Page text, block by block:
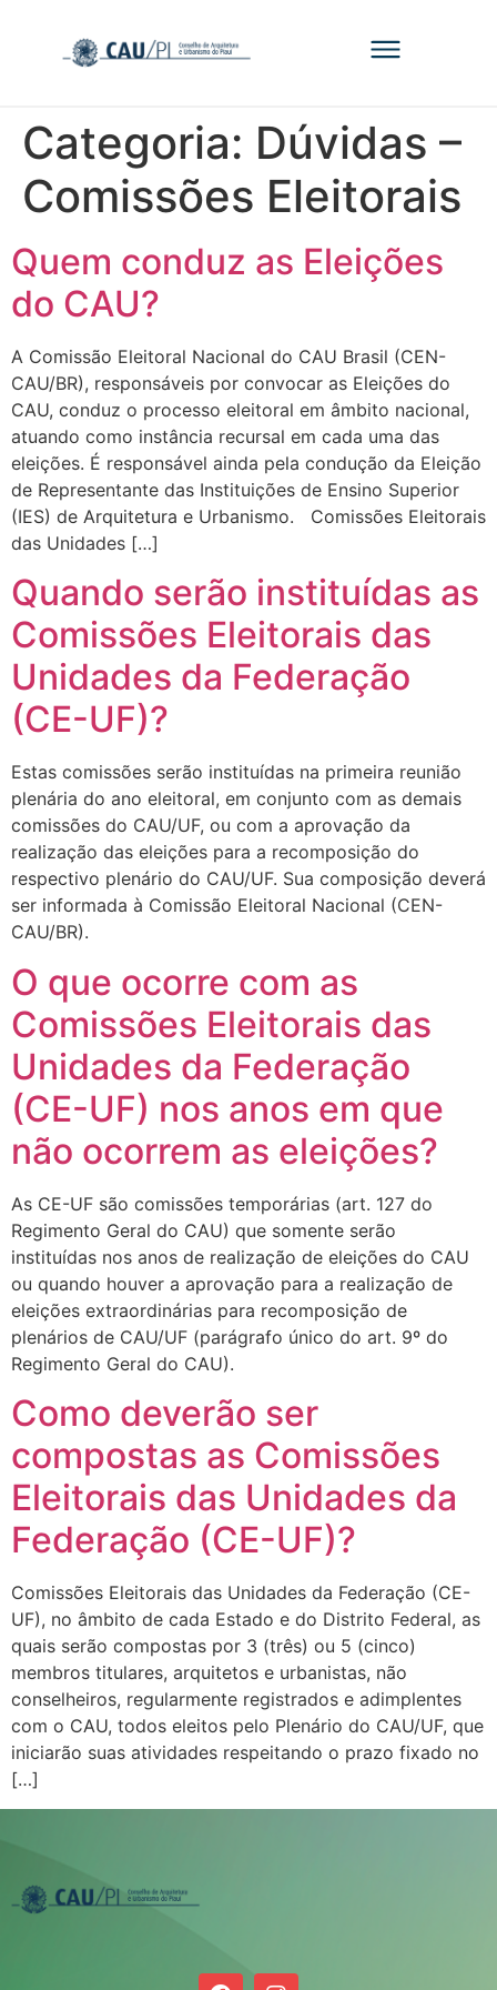
Categoria: Dúvidas –
Comissões Eleitorais
Quem conduz as Eleições
do CAU?
A Comissão Eleitoral Nacional do CAU Brasil (CEN-
CAU/BR), responsáveis por convocar as Eleições do
CAU, conduz o processo eleitoral em âmbito nacional,
atuando como instância recursal em cada uma das
eleições. É responsável ainda pela condução da Eleição
de Representante das Instituições de Ensino Superior
(IES) de Arquitetura e Urbanismo. Comissões Eleitorais
das Unidades […]
Quando serão instituídas as
Comissões Eleitorais das
Unidades da Federação
(CE-UF)?
Estas comissões serão instituídas na primeira reunião
plenária do ano eleitoral, em conjunto com as demais
comissões do CAU/UF, ou com a aprovação da
realização das eleições para a recomposição do
respectivo plenário do CAU/UF. Sua composição deverá
ser informada à Comissão Eleitoral Nacional (CEN-
CAU/BR).
O que ocorre com as
Comissões Eleitorais das
Unidades da Federação
(CE-UF) nos anos em que
não ocorrem as eleições?
As CE-UF são comissões temporárias (art. 127 do
Regimento Geral do CAU) que somente serão
instituídas nos anos de realização de eleições do CAU
ou quando houver a aprovação para a realização de
eleições extraordinárias para recomposição de
plenários de CAU/UF (parágrafo único do art. 9º do
Regimento Geral do CAU).
Como deverão ser
compostas as Comissões
Eleitorais das Unidades da
Federação (CE-UF)?
Comissões Eleitorais das Unidades da Federação (CE-
UF), no âmbito de cada Estado e do Distrito Federal, as
quais serão compostas por 3 (três) ou 5 (cinco)
membros titulares, arquitetos e urbanistas, não
conselheiros, regularmente registrados e adimplentes
com o CAU, todos eleitos pelo Plenário do CAU/UF, que
iniciarão suas atividades respeitando o prazo fixado no
[…]